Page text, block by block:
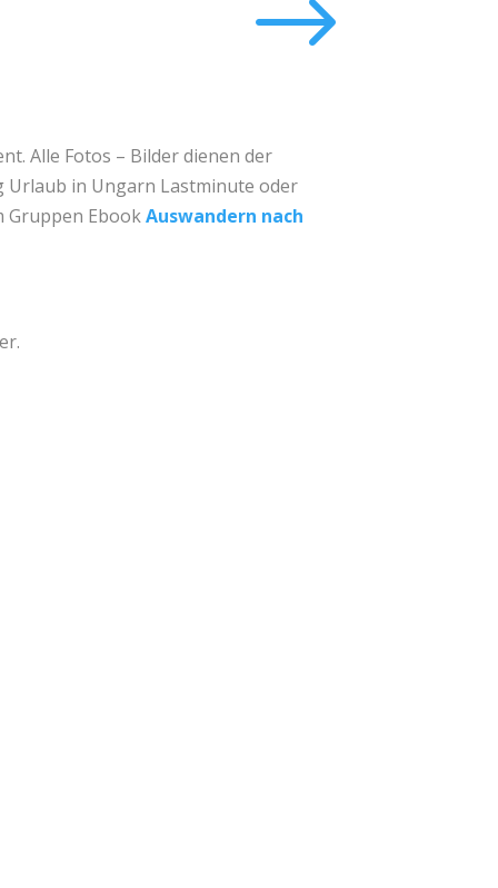
$
. Alle Fotos – Bilder dienen der
Urlaub in Ungarn Lastminute oder
Gruppen EbookAuswandern nach